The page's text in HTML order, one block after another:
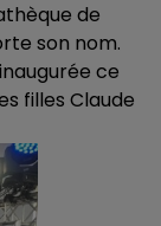
de
son nom.
ce
filles Claude